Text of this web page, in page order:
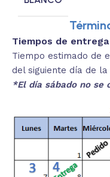
Tiempos de entrega
Tiempo estimado de
del siguiente día de
*El día sábado no se